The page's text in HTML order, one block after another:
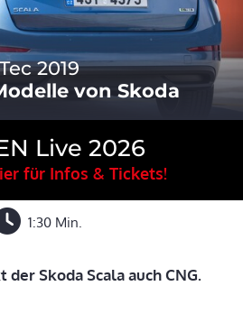
2019
von Skoda
Live 2026
für Infos & Tickets!
1:30 Min.
Skoda Scala auch CNG.